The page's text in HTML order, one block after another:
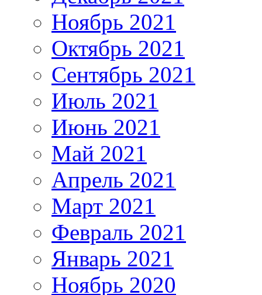
Ноябрь 2021
Октябрь 2021
Сентябрь 2021
Июль 2021
Июнь 2021
Май 2021
Апрель 2021
Март 2021
Февраль 2021
Январь 2021
Ноябрь 2020